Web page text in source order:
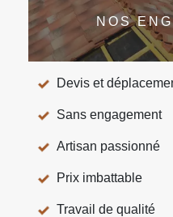
NOS
Devis et
Sans engagement
Artisan passionné
Prix imbattable
Travail de qualité